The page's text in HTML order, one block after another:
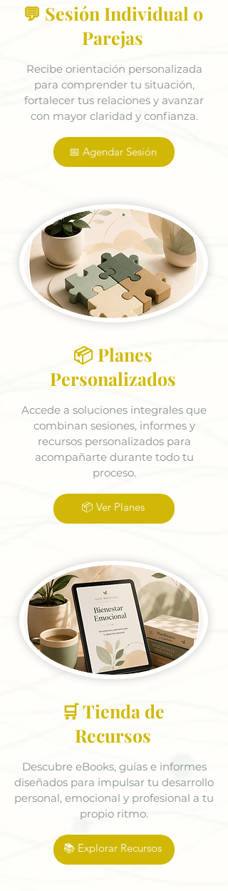
💬 Sesión Individual o
Parejas
Recibe orientación personalizada
para comprender tu situación,
fortalecer tus relaciones y avanzar
con mayor claridad y confianza.
📅 Agendar Sesión
📦 Planes
Personalizados
Accede a soluciones integrales que
combinan sesiones, informes y
recursos personalizados para
acompañarte durante todo tu
proceso.
📦 Ver Planes
🛒 Tienda de
Recursos
Descubre eBooks, guías e informes
diseñados para impulsar tu desarrollo
personal, emocional y profesional a tu
propio ritmo.
📚 Explorar Recursos